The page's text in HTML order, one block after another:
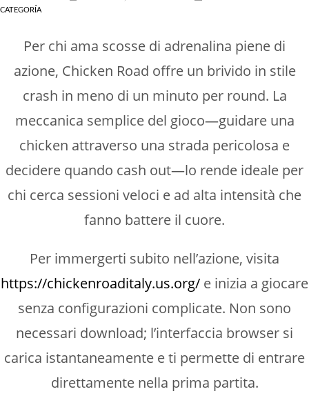
Sin categoría
CATEGORÍA
Per chi ama scosse di adrenalina piene di
azione, Chicken Road offre un brivido in stile
crash in meno di un minuto per round. La
meccanica semplice del gioco—guidare una
chicken attraverso una strada pericolosa e
decidere quando cash out—lo rende ideale per
chi cerca sessioni veloci e ad alta intensità che
fanno battere il cuore.
Per immergerti subito nell’azione, visita
https://chickenroaditaly.us.org/ e inizia a giocare
senza configurazioni complicate. Non sono
necessari download; l’interfaccia browser si
carica istantaneamente e ti permette di entrare
direttamente nella prima partita.